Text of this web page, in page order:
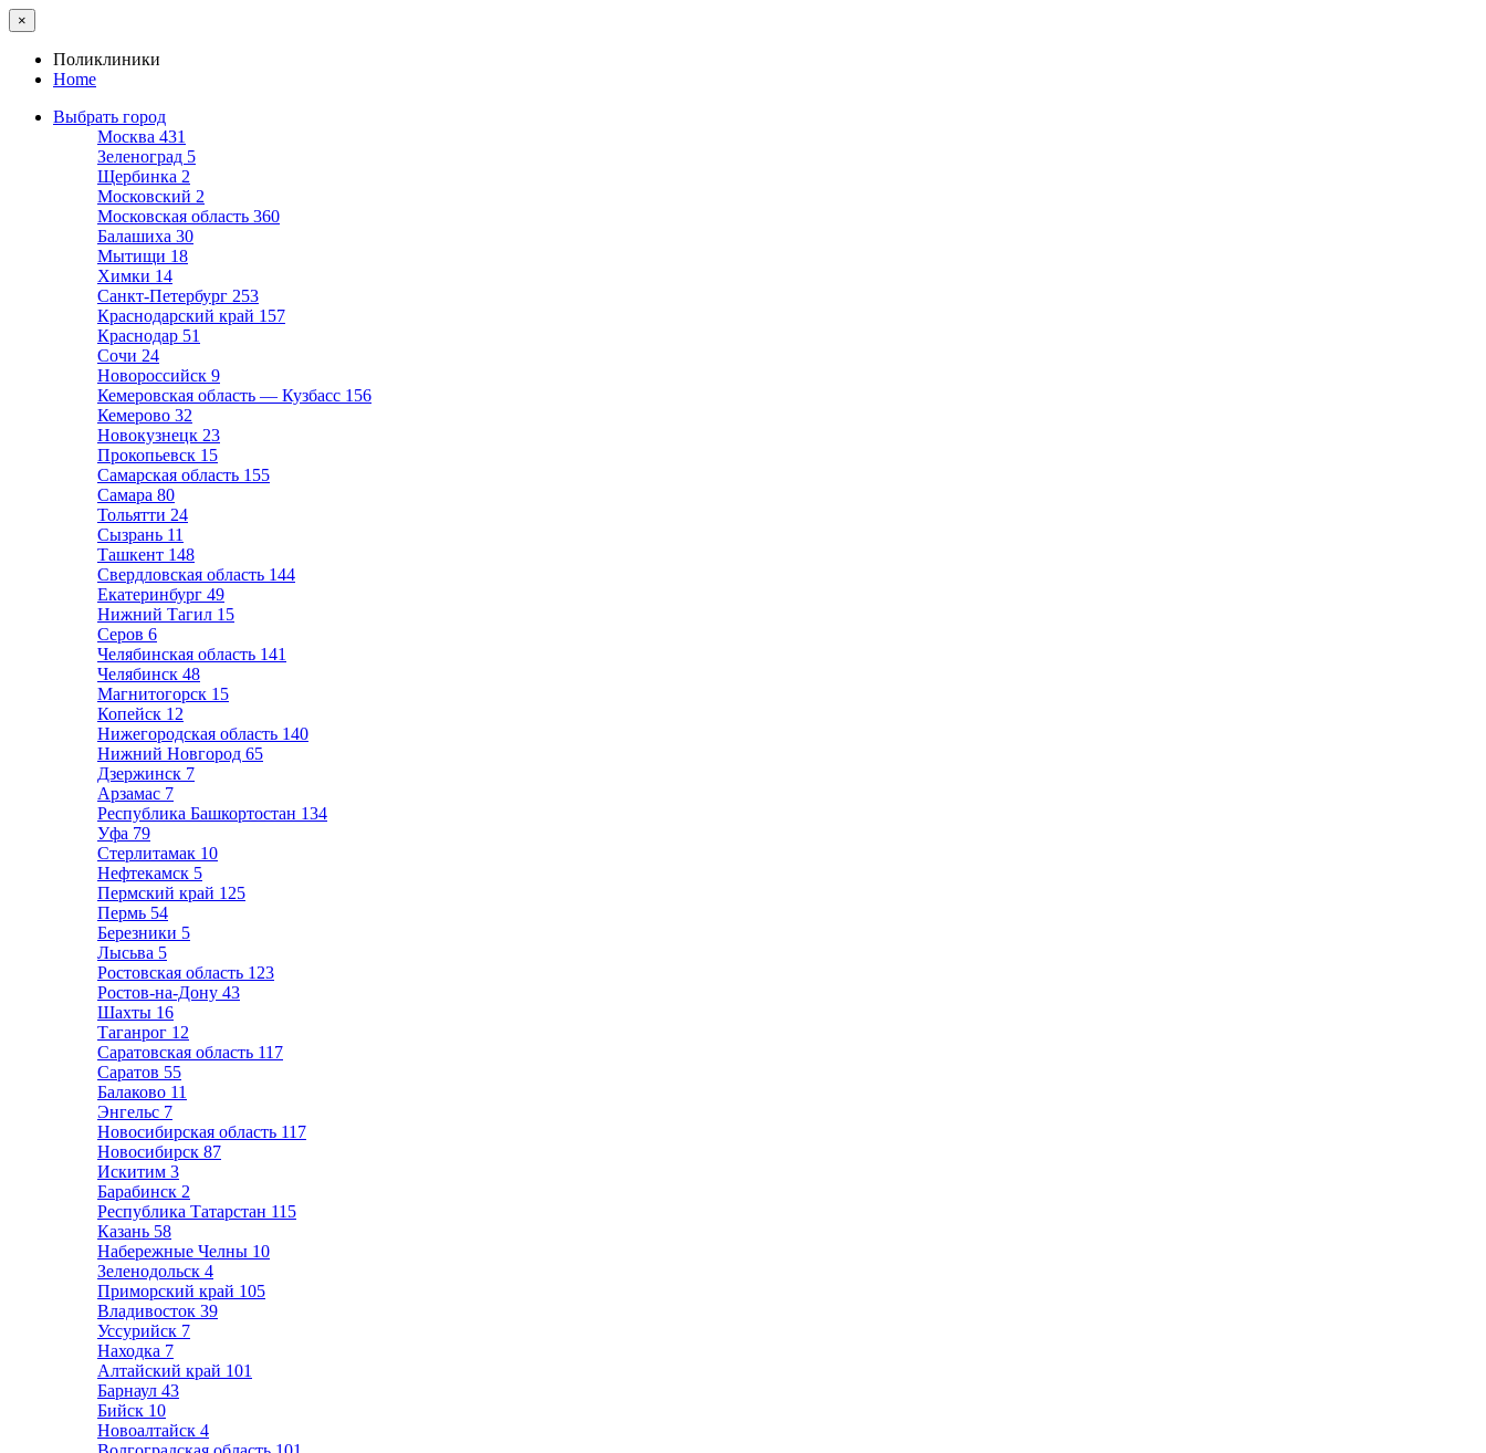
×
Поликлиники
Home
Выбрать город
Москва 431
Зеленоград 5
Щербинка 2
Московский 2
Московская область 360
Балашиха 30
Мытищи 18
Химки 14
Санкт-Петербург 253
Краснодарский край 157
Краснодар 51
Сочи 24
Новороссийск 9
Кемеровская область — Кузбасс 156
Кемерово 32
Новокузнецк 23
Прокопьевск 15
Самарская область 155
Самара 80
Тольятти 24
Сызрань 11
Ташкент 148
Свердловская область 144
Екатеринбург 49
Нижний Тагил 15
Серов 6
Челябинская область 141
Челябинск 48
Магнитогорск 15
Копейск 12
Нижегородская область 140
Нижний Новгород 65
Дзержинск 7
Арзамас 7
Республика Башкортостан 134
Уфа 79
Стерлитамак 10
Нефтекамск 5
Пермский край 125
Пермь 54
Березники 5
Лысьва 5
Ростовская область 123
Ростов-на-Дону 43
Шахты 16
Таганрог 12
Саратовская область 117
Саратов 55
Балаково 11
Энгельс 7
Новосибирская область 117
Новосибирск 87
Искитим 3
Барабинск 2
Республика Татарстан 115
Казань 58
Набережные Челны 10
Зеленодольск 4
Приморский край 105
Владивосток 39
Уссурийск 7
Находка 7
Алтайский край 101
Барнаул 43
Бийск 10
Новоалтайск 4